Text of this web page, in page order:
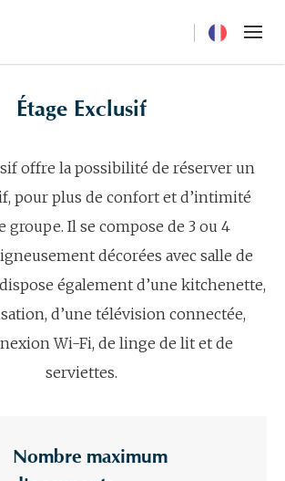
Étage Exclusif
offre la possibilité de réserver un
pour plus de confort et d’intimité
groupe. Il se compose de 3 ou 4
décorées avec salle de
également d’une kitchenette,
d’une télévision connectée,
Wi-Fi, de linge de lit et de
serviettes.
Nombre maximum